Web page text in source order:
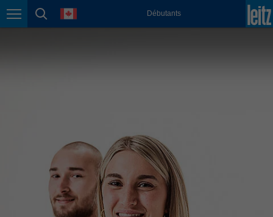
Page navigation
page search
language Débutants
México
Polska
polski
Portugal
português
România